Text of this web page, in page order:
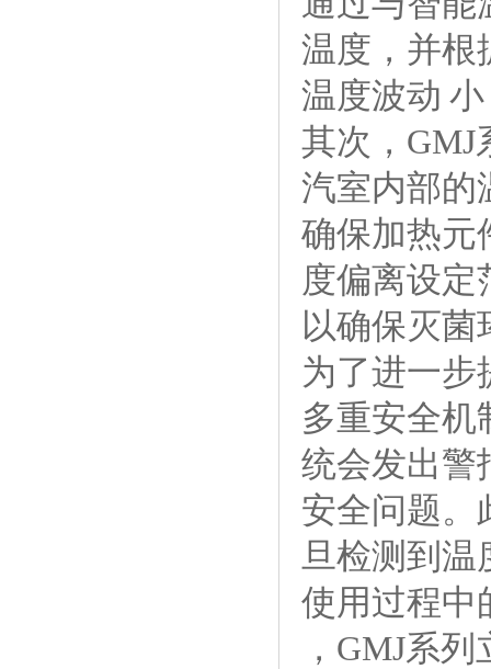
温度，并根
温度波动
其次，GMJ
汽室内部的
确保加热元
度偏离设
以确保灭菌
为了进一步
多重安全机
统会发出警
安全问题。
旦检测到温
使用过程中
，GMJ系